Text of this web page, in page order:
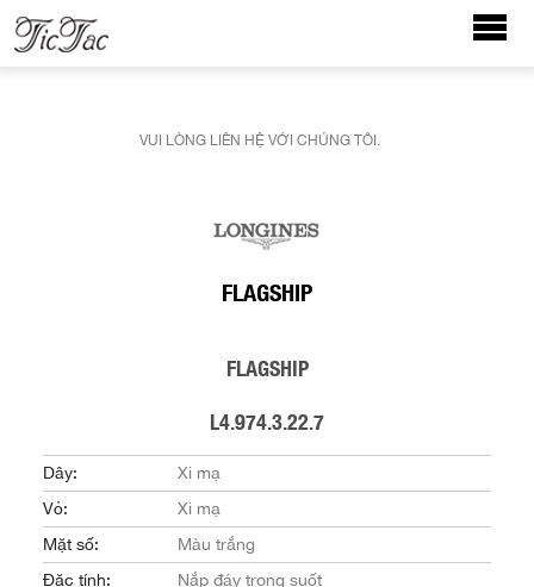
VUI LÒNG LIÊN HỆ VỚI CHÚNG TÔI.
FLAGSHIP
FLAGSHIP
L4.974.3.22.7
Dây:
Xi mạ
Vỏ:
Xi mạ
Mặt số:
Màu trắng
Đặc tính:
Nắp đáy trong suốt